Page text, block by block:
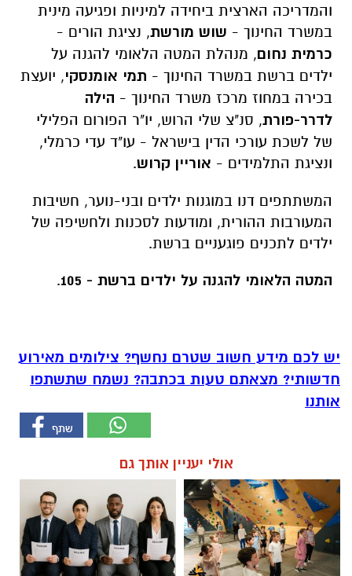
והמדריכה הארצית ביחידה למיניות ופגיעה מינית
במשרד החינוך - שוש מורשת, נציגת הורים -
כרמית נחום, מנהלת המטה הלאומי להגנה על
ילדים ברשת במשרד החינוך - תמי אומנסקי, יועצת
בכירה במחוז מרכז משרד החינוך - הילה
לדרר-פורת, סנ"צ שלי הרוש, יו"ר הפורום הפלילי
של לשכת עורכי הדין בישראל - עו"ד עדי כרמלי,
ונציגת התלמידים - אוריין קרוש.
המשתתפים דנו במוגנות ילדים ובני-נוער, חשיבות
המעורבות ההורית, ומודעות לסכנות ולחשיפה של
ילדים לתכנים פוגעניים ברשת.
המטה הלאומי להגנה על ילדים ברשת - 105 .
יש לכם מידע חשוב שטרם נחשף? צילומים מאירוע
חדשותי? מצאתם טעות בכתבה? נשמח שתשתפו
אותנו
אולי יעניין אותך גם